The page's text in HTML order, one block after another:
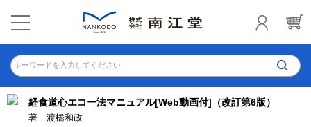
キーワードを入力してください
経食道心エコー法マニュアル[Web動画付]（改訂第6版）
著 渡橋和政